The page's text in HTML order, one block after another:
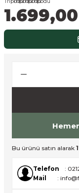
Cihazları
Bu ürünü satın alarak
Telefon
:
Mail
: